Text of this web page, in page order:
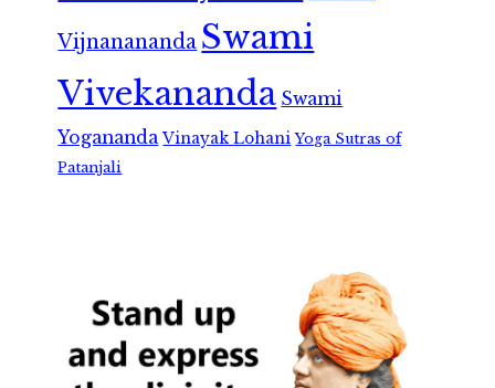
Vijnanananda Swami
Vivekananda Swami
Yogananda Vinayak Lohani Yoga Sutras of
Patanjali